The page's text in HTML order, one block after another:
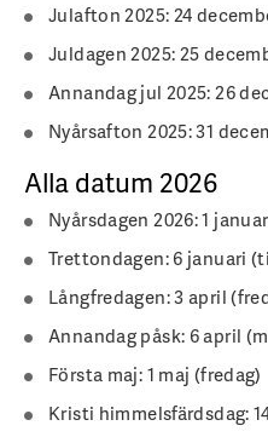
Julafton 2025: 24
Juldagen 2025: 25
Annandag jul 2025: 26
Nyårsafton 2025: 31
Alla datum 2026
Nyårsdagen 2026: 1
Trettondagen: 6 januari
Långfredagen: 3 april
Annandag påsk: 6 april
Första maj: 1 maj (fredag)
Kristi himmelsfärdsdag: